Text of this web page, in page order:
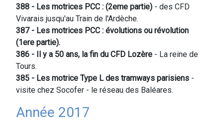
388 - Les motrices PCC : (2eme partie) - des CFD
Vivarais jusqu'au Train de l'Ardèche.
387 - Les motrices PCC : évolutions ou révolution
(1ere partie).
386 - Il y a 50 ans, la fin du CFD Lozère - La reine de
Tours.
385 - Les motrice Type L des tramways parisiens -
visite chez Socofer - le réseau des Baléares.
Année 2017